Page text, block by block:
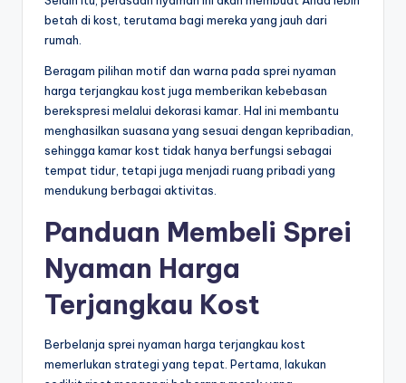
betah di kost, terutama bagi mereka yang jauh dari
rumah.
Beragam pilihan motif dan warna pada sprei nyaman
harga terjangkau kost juga memberikan kebebasan
berekspresi melalui dekorasi kamar. Hal ini membantu
menghasilkan suasana yang sesuai dengan kepribadian,
sehingga kamar kost tidak hanya berfungsi sebagai
tempat tidur, tetapi juga menjadi ruang pribadi yang
mendukung berbagai aktivitas.
Panduan Membeli Sprei
Nyaman Harga
Terjangkau Kost
Berbelanja sprei nyaman harga terjangkau kost
memerlukan strategi yang tepat. Pertama, lakukan